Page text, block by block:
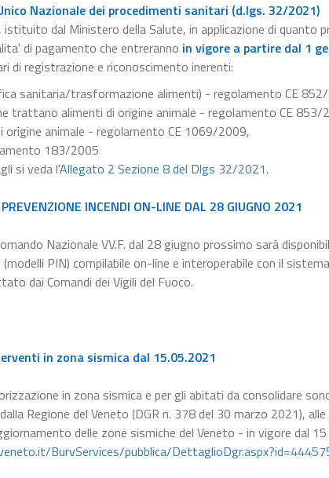
Nazionale dei procedimenti sanitari (d.lgs. 32/2021)
istituito dal Ministero della Salute, in applicazione di quanto
di pagamento che entreranno in vigore a partire dal 1
di registrazione e riconoscimento inerenti:
sanitaria/trasformazione alimenti) - regolamento CE
trattano alimenti di origine animale - regolamento CE 853/
animale - regolamento CE 1069/2009,
183/2005
si veda l'Allegato 2 Sezione 8 del Dlgs 32/2021.
INCENDI ON-LINE DAL 28 GIUGNO 2021
Nazionale VV.F. dal 28 giugno prossimo sarà
PIN) compilabile on-line e interoperabile con il
dai Comandi dei Vigili del Fuoco.
in zona sismica dal 15.05.2021
in zona sismica e per gli abitati da consolidare
Regione del Veneto (DGR n. 378 del 30 marzo 2021), alle
delle zone sismiche del Veneto - in vigore dal
BurvServices/pubblica/